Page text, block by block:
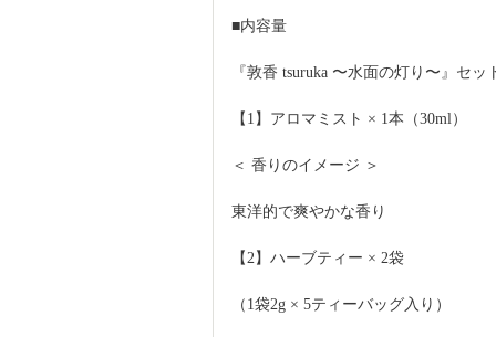
■内容量
『敦香 tsuruka 〜水面の灯り〜』セッ
【1】アロマミスト × 1本（30ml）
＜ 香りのイメージ ＞
東洋的で爽やかな香り
【2】ハーブティー × 2袋
（1袋2g × 5ティーバッグ入り）